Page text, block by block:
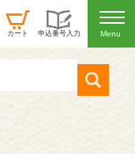
カート 申込番号入力